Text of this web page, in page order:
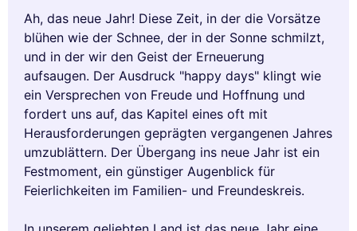
Ah, das neue Jahr! Diese Zeit, in der die Vorsätze
blühen wie der Schnee, der in der Sonne schmilzt,
und in der wir den Geist der Erneuerung
aufsaugen. Der Ausdruck "happy days" klingt wie
ein Versprechen von Freude und Hoffnung und
fordert uns auf, das Kapitel eines oft mit
Herausforderungen geprägten vergangenen Jahres
umzublättern. Der Übergang ins neue Jahr ist ein
Festmoment, ein günstiger Augenblick für
Feierlichkeiten im Familien- und Freundeskreis.